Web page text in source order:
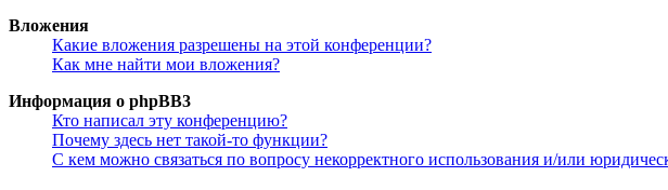
Вложения
Какие вложения разрешены на этой конференции?
Как мне найти мои вложения?
Информация о phpBB3
Кто написал эту конференцию?
Почему здесь нет такой-то функции?
С кем можно связаться по вопросу некорректного использования и/или